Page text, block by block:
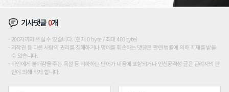
기사댓글0개
200자까지 쓰실 수 있습니다. (현재 0 byte / 최대 400byte)
저작권 등 다른 사람의 권리를 침해하거나 명예를 훼손하는 댓글은 관련 법률에 의해 제재를 받을
수 있습니다.
타인에게 불쾌감을 주는 욕설 등 비하하는 단어가 내용에 포함되거나 인신공격성 글은 관리자의 판
단에 의해 삭제 합니다.